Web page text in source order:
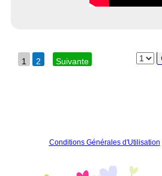
1 2 Suivante
Conditions Générales d'Utilisation